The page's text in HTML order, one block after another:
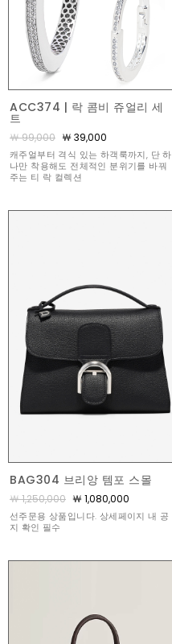
ACC374 | 락 콤비 쥬얼리 세
트
￦ 99,000 ￦ 39,000
캐주얼부터 격식 있는 하객룩까지, 단 하
나만 착용해도 전체적인 분위기를 바꿔
주는 티 락 컬렉션
BAG304 브리앙 템포 스몰
￦ 1,250,000 ￦ 1,080,000
선주문용 상품입니다. 상세페이지 내 공
지 확인 필수